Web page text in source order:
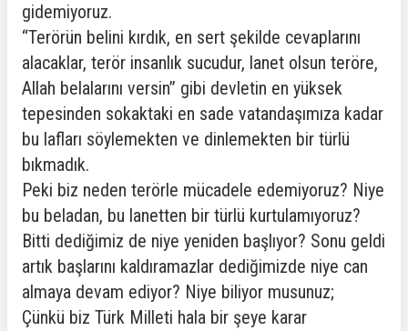
gidemiyoruz.
“Terörün belini kırdık, en sert şekilde cevaplarını
alacaklar, terör insanlık sucudur, lanet olsun teröre,
Allah belalarını versin” gibi devletin en yüksek
tepesinden sokaktaki en sade vatandaşımıza kadar
bu lafları söylemekten ve dinlemekten bir türlü
bıkmadık.
Peki biz neden terörle mücadele edemiyoruz? Niye
bu beladan, bu lanetten bir türlü kurtulamıyoruz?
Bitti dediğimiz de niye yeniden başlıyor? Sonu geldi
artık başlarını kaldıramazlar dediğimizde niye can
almaya devam ediyor? Niye biliyor musunuz;
Çünkü biz Türk Milleti hala bir şeye karar